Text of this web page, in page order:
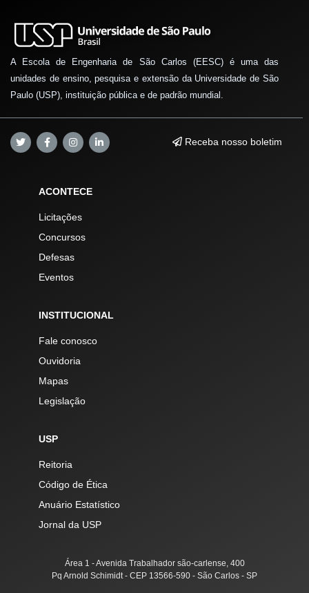
A Escola de Engenharia de São Carlos (EESC) é uma das
unidades de ensino, pesquisa e extensão da Universidade de São
Paulo (USP), instituição pública e de padrão mundial.
Receba nosso boletim
ACONTECE
Licitações
Concursos
Defesas
Eventos
INSTITUCIONAL
Fale conosco
Ouvidoria
Mapas
Legislação
USP
Reitoria
Código de Ética
Anuário Estatístico
Jornal da USP
Área 1 - Avenida Trabalhador são-carlense, 400
Pq Arnold Schimidt - CEP 13566-590 - São Carlos - SP